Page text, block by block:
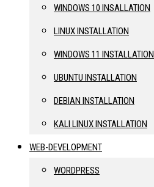
WINDOWS 10 INSALLATION
LINUX INSTALLATION
WINDOWS 11 INSTALLATION
UBUNTU INSTALLATION
DEBIAN INSTALLATION
KALI LINUX INSTALLATION
WEB-DEVELOPMENT
WORDPRESS